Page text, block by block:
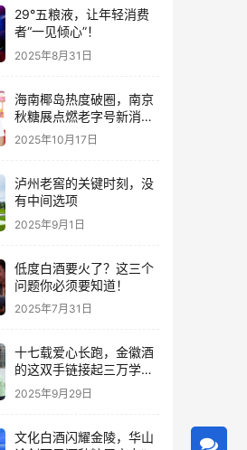
29°五粮液，让年轻消费
者“一见倾心”！
2025年8月31日
海南椰岛热度破圈，南京
秋糖展点燃老字号新消费
热潮
2025年10月17日
泸州老窖的关键时刻，没
有中间选项
2025年9月1日
低度白酒要火了？这三个
问题你必须要知道！
2025年7月31日
十七载爱心长跑，金徽酒
的这双手链接起三万学子
的人生路
2025年9月29日
文化白酒闪耀金陵，华山